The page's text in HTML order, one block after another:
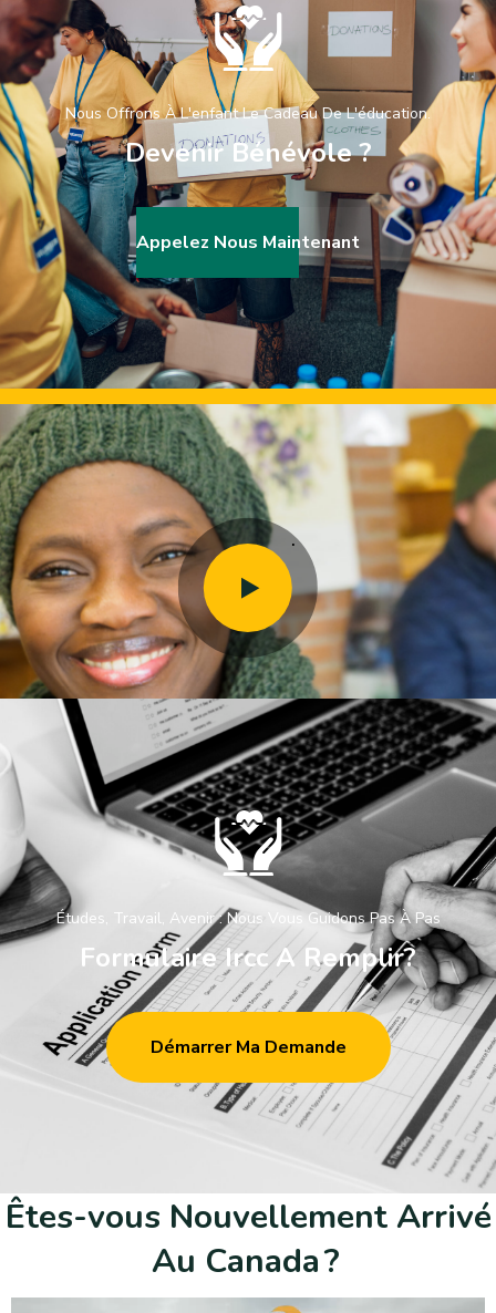
Nous Offrons À L'enfant Le Cadeau De L'éducation.
Devenir Bénévole ?
Appelez Nous Maintenant
Études, Travail, Avenir : Nous Vous Guidons Pas À Pas
Formulaire Ircc A Remplir?
Démarrer Ma Demande
Êtes-vous Nouvellement Arrivé
Au Canada?